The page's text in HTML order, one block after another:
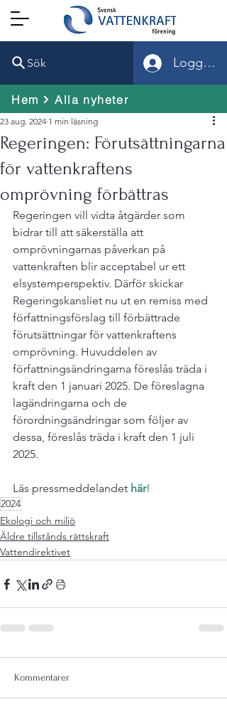
Sök Logga in
Hem Alla nyheter
Regeringen: Förutsättningarna
för vattenkraftens
omprövning förbättras
23 aug. 2024 1 min läsning
Regeringen vill vidta åtgärder som
bidrar till att säkerställa att
omprövningarnas påverkan på
vattenkraften blir acceptabel ur ett
elsystemperspektiv. Därför skickar
Regeringskansliet nu ut en remiss med
författningsförslag till förbättrade
förutsättningar för vattenkraftens
omprövning. Huvuddelen av
författningsändringarna föreslås träda i
kraft den 1 januari 2025. De föreslagna
lagändringarna och de
förordningsändringar som följer av
dessa, föreslås träda i kraft den 1 juli
2025.
Läs pressmeddelandet här!
2024
Ekologi och miljö
Äldre tillstånds rättskraft
Vattendirektivet
Kommentarer